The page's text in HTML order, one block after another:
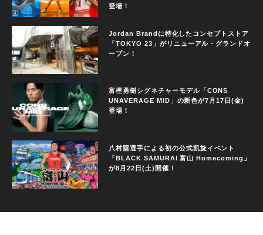
登場！
Jordan Brandに特化したコンセプトストア
「TOKYO 23」がリニューアル・グランドオ
ープン！
富樫勇樹シグネチャーモデル「CONS
UNAVERAGE MID」の新色が7月17日(金)
登場！
八村塁選手による初の公式凱旋イベント
「BLACK SAMURAI 富山 Homecoming」
が8月22日(土)開催！